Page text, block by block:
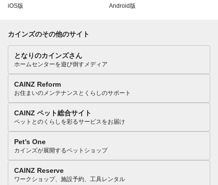
iOS版 Android版
カインズのその他のサイト
となりのカインズさん
ホームセンターを遊び倒すメディア
CAINZ Reform
お住まいのメンテナンスとくらしのサポート
CAINZ ペット総合サイト
ペットとのくらしを彩るサービスをお届け
Pet’s One
カインズが展開するペットショップ
CAINZ Reserve
ワークショップ、施設予約、工具レンタル